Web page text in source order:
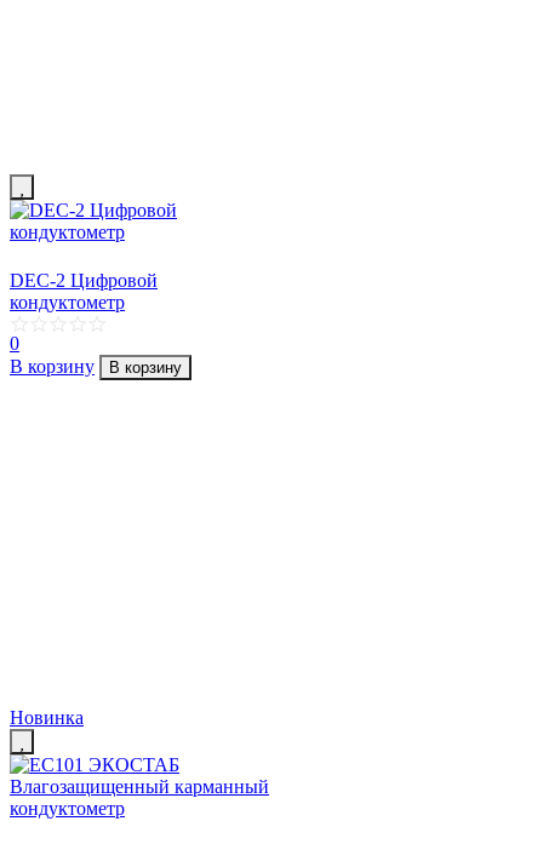
DEC-2 Цифровой
кондуктометр
0
В корзину
В корзину
Новинка